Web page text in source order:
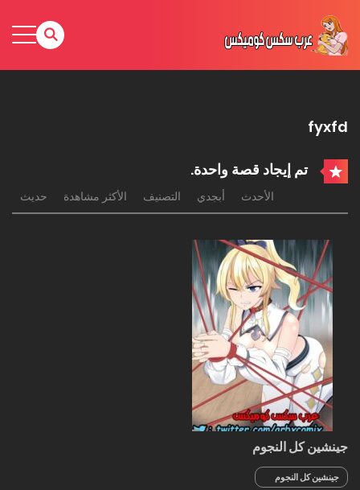
fyxfd
تم إيجاد قصة واحدة.
الأحدث أبجدي التصنيف الأكثر مشاهدة حديث
جينشين كل النجوم
جينشين كل النجوم